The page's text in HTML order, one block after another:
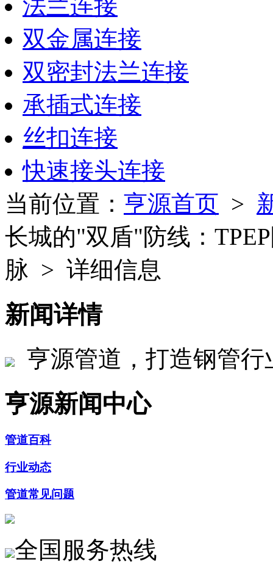
法兰连接
双金属连接
双密封法兰连接
承插式连接
丝扣连接
快速接头连接
当前位置： 亨源首页 >
长城的"双盾"防线：
脉 > 详细信息
新闻详情
亨源管道，打造钢管
亨源新闻中心
管道百科
行业动态
管道常见问题
全国服务热线